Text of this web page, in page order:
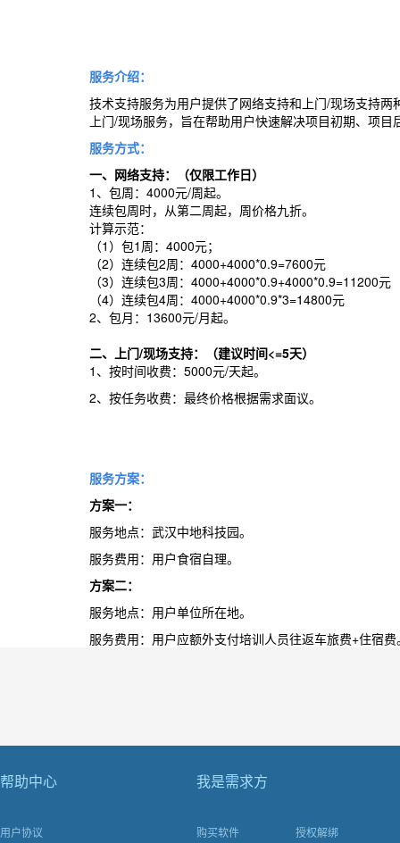
服务介绍：
技术支持服务为用户提供了网络支持和上门/现场支持两
上门/现场服务，旨在帮助用户快速解决项目初期、项目
服务方式：
一、网络支持：（仅限工作日）
1、包周：4000元/周起。
连续包周时，从第二周起，周价格九折。
计算示范：
（1）包1周：4000元；
（2）连续包2周：4000+4000*0.9=7600元
（3）连续包3周：4000+4000*0.9+4000*0.9=11200元
（4）连续包4周：4000+4000*0.9*3=14800元
2、包月：13600元/月起。
二、上门/现场支持：
（建议时间<=5天）
1、按时间收费：5000元/天起。
2、按任务收费：最终价格根据需求面议。
服务方案：
方案一：
服务地点：武汉中地科技园。
服务费用：用户食宿自理。
方案二：
服务地点：用户单位所在地。
服务费用：用户应额外支付培训人员往返车旅费+住宿费
帮助中心
用户协议
我是需求方
购买软件 授权解绑